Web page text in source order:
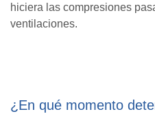
hiciera las compresiones
ventilaciones.
¿En qué momento